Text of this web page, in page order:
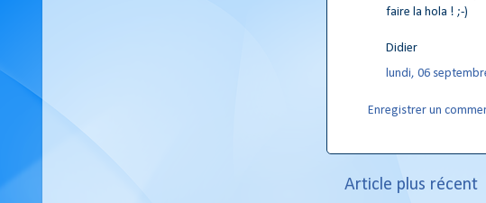
faire la hola ! ;-)
Didier
lundi, 06
Enregistrer un
Article plus récent